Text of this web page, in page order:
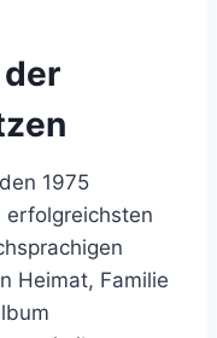
1975
erfolgreichsten
Heimat, Familie